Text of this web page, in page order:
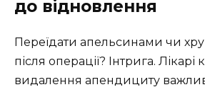
до відновлення
Переїдати апельсинами чи
після операції? Інтрига. Лікарі
видалення апендициту